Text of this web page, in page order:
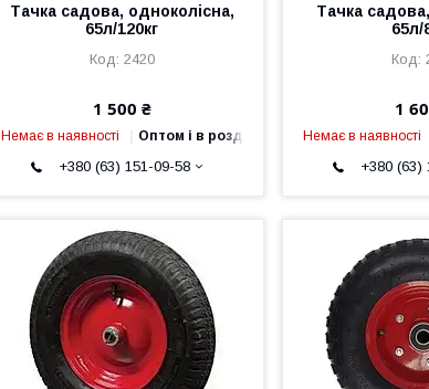
Тачка садова, одноколісна,
65л/120кг
2420
1 500 ₴
Немає в наявності Оптом і в роздріб
+380 (63) 151-09-58
Тачка
65л/
1
Немає в наявності
+380 (63)